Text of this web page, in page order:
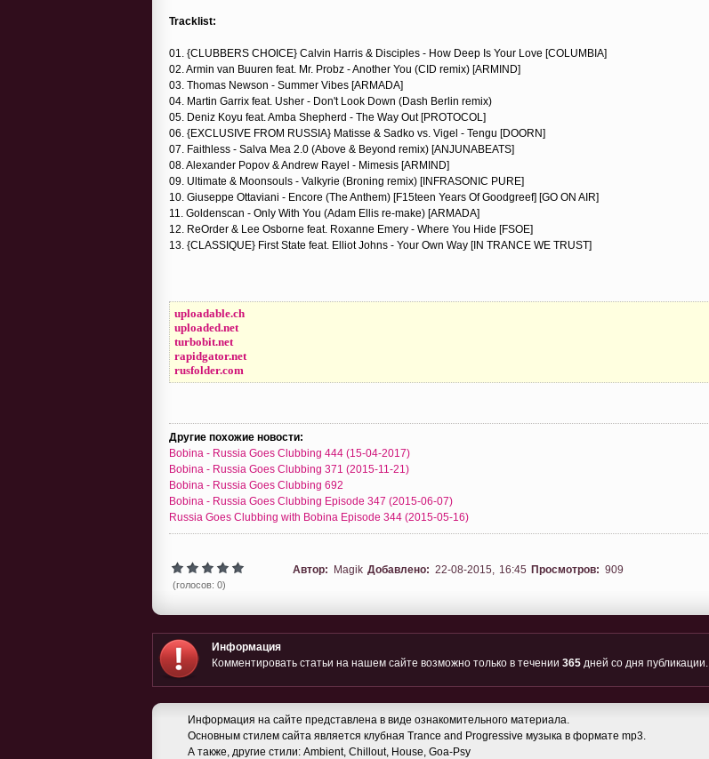
Tracklist:
01. {CLUBBERS CHOICE} Calvin Harris & Disciples - How Deep Is Your Love [COLUMBIA]
02. Armin van Buuren feat. Mr. Probz - Another You (CID remix) [ARMIND]
03. Thomas Newson - Summer Vibes [ARMADA]
04. Martin Garrix feat. Usher - Don't Look Down (Dash Berlin remix)
05. Deniz Koyu feat. Amba Shepherd - The Way Out [PROTOCOL]
06. {EXCLUSIVE FROM RUSSIA} Matisse & Sadko vs. Vigel - Tengu [DOORN]
07. Faithless - Salva Mea 2.0 (Above & Beyond remix) [ANJUNABEATS]
08. Alexander Popov & Andrew Rayel - Mimesis [ARMIND]
09. Ultimate & Moonsouls - Valkyrie (Broning remix) [INFRASONIC PURE]
10. Giuseppe Ottaviani - Encore (The Anthem) [F15teen Years Of Goodgreef] [GO ON AIR]
11. Goldenscan - Only With You (Adam Ellis re-make) [ARMADA]
12. ReOrder & Lee Osborne feat. Roxanne Emery - Where You Hide [FSOE]
13. {CLASSIQUE} First State feat. Elliot Johns - Your Own Way [IN TRANCE WE TRUST]
uploadable.ch
uploaded.net
turbobit.net
rapidgator.net
rusfolder.com
Другие похожие новости:
Bobina - Russia Goes Clubbing 444 (15-04-2017)
Bobina - Russia Goes Clubbing 371 (2015-11-21)
Bobina - Russia Goes Clubbing 692
Bobina - Russia Goes Clubbing Episode 347 (2015-06-07)
Russia Goes Clubbing with Bobina Episode 344 (2015-05-16)
(голосов: 0)
Автор: Magik Добавлено: 22-08-2015, 16:45 Просмотров: 909
Информация
Комментировать статьи на нашем сайте возможно только в течении 365 дней со дня публикации.
Информация на сайте представлена в виде ознакомительного материала.
Основным стилем сайта является клубная Trance and Progressive музыка в формате mp3.
А также, другие стили: Ambient, Chillout, House, Goa-Psy